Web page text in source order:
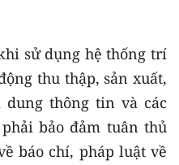
sử dụng hệ thống trí
thu thập, sản xuất,
thông tin và các
bảo đảm tuân thủ
báo chí, pháp luật về